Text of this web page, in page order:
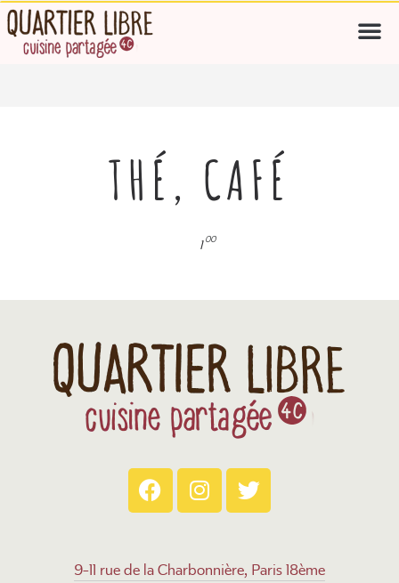
THÉ, CAFÉ
1 00
9-11 rue de la Charbonnière, Paris 18ème